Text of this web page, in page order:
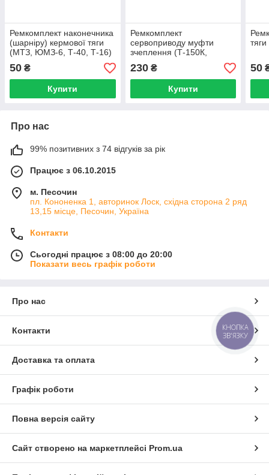
Ремкомплект наконечника
(шарніру) кермової тяги
(МТЗ, ЮМЗ-6, Т-40, Т-16)
без пальця Т-478
50 ₴
Купити
Ремкомплект
сервоприводу муфти
зчеплення (Т-150К,
Т-151К, Т-156К)
230₴
Купити
50
Про нас
99% позитивних з 74 відгуків за рік
Працює з 06.10.2015
м. Песочин
пл. Кононенка 1, авторинок Лоск, східна сторона 2 ряд
13,15 місце, Песочин, Україна
Контакти
Сьогодні працює з 08:00 до 20:00
Показати весь графік роботи
Про нас
Контакти
Доставка та оплата
Графік роботи
Повна версія сайту
Сайт створено на маркетплейсі Prom.ua
КНОПКА
ЗВ'ЯЗКУ